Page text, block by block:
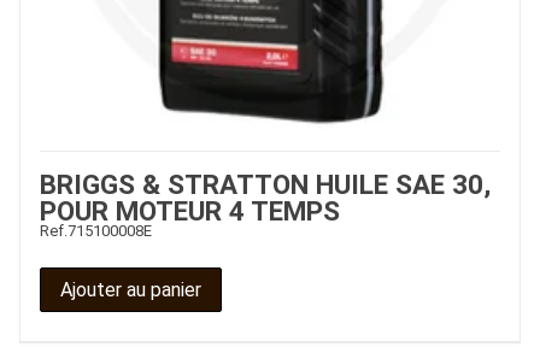
BRIGGS & STRATTON HUILE SAE 30,
POUR MOTEUR 4 TEMPS
Ref. 715100008E
Ajouter au panier